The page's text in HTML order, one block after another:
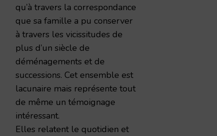
qu’à travers la correspondance
que sa famille a pu conserver
à travers les vicissitudes de
plus d’un siècle de
déménagements et de
successions. Cet ensemble est
lacunaire mais représente tout
de même un témoignage
intéressant.
Elles relatent le quotidien et